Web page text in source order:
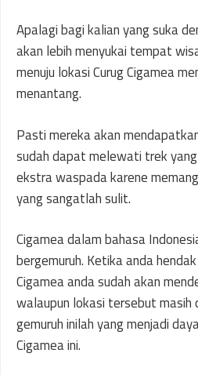
Apalagi bagi kalian yang suka
akan lebih menyukai tempat
menuju lokasi Curug Cigamea
menantang.
Pasti mereka akan
sudah dapat melewati trek
ekstra waspada karene
yang sangatlah sulit.
Cigamea dalam bahasa
bergemuruh. Ketika anda
Cigamea anda sudah akan
walaupun lokasi tersebut masih
gemuruh inilah yang menjadi
Cigamea ini.